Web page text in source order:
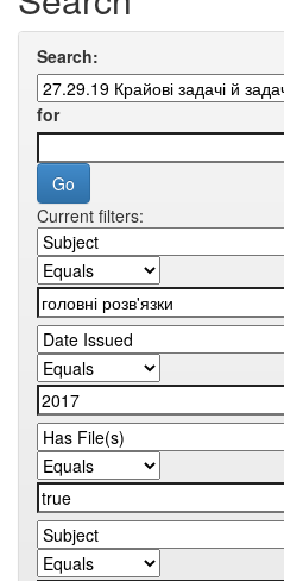
Search:
for
Current filters: